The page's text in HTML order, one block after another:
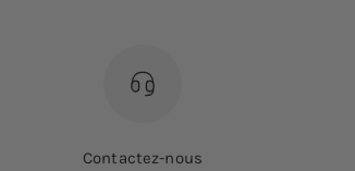
Contactez-nous